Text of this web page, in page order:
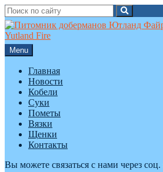
Search
for:
Search
Skip
to
content
Menu
Главная
Новости
Кобели
Суки
Пометы
Вязки
Щенки
Контакты
Вы можете связаться с нами через соц.